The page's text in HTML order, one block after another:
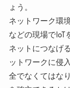
ょう。
ネットワーク環
などの現場で
ネットにつなげ
ットワークに侵
全でなくてはな